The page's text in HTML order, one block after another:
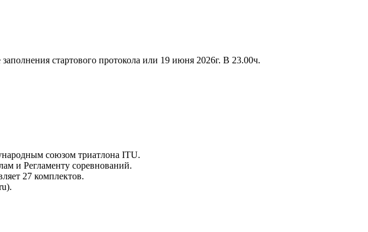
стартового протокола или 19 июня 2026г. В 23.00ч.
союзом триатлона ITU.
и Регламенту соревнований.
27 комплектов.